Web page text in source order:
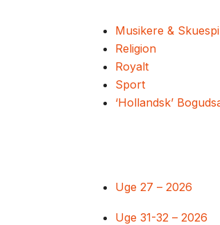
Musikere &
Religion
Royalt
Sport
‘Hollandsk’
Uge 27 – 2026
Uge 31-32 – 2026